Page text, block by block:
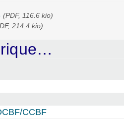
(PDF, 116.6 kio)
214.4 kio)
CCBF